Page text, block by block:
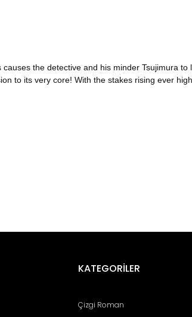
the detective and his minder Tsujimura to
to its very core! With the stakes rising ever
KATEGORİLER
Çizgi Roman